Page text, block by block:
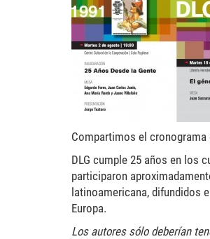
Compartimos el cronograma
DLG cumple 25 años en los
participaron
latinoamericana, difundidos
Europa.
Los autores sólo deberían